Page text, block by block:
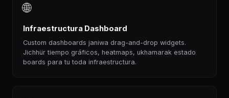
🌐
Infraestructura Dashboard
Custom dashboards janiwa drag-and-drop widgets.
Jichhür tiempo gráficos, heatmaps, ukhamarak estado
boards para tu toda infraestructura.